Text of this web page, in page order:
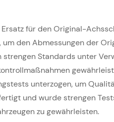
für den Original-
den Abmessungen der
Standards unter
unterzogen, um
und wurde strengen
zu gewährleisten.